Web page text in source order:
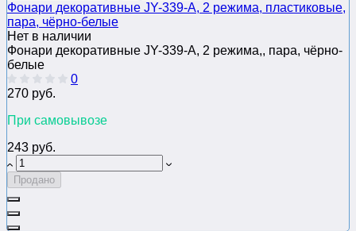
Фонари декоративные JY-339-A, 2 режима, пластиковые,
пара, чёрно-белые
Нет в наличии
Фонари декоративные JY-339-A, 2 режима,, пара, чёрно-
белые
0
270 руб.
При самовывозе
243 руб.
Продано